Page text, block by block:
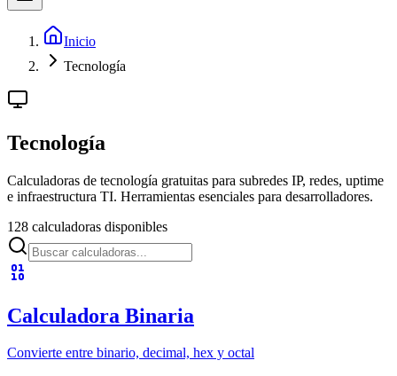
Inicio
Tecnología
Tecnología
Calculadoras de tecnología gratuitas para subredes IP, redes, uptime
e infraestructura TI. Herramientas esenciales para desarrolladores.
128 calculadoras disponibles
Calculadora Binaria
Convierte entre binario, decimal, hex y octal